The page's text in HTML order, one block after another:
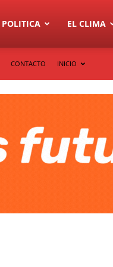
POLITICA EL CLIMA
CONTACTO INICIO